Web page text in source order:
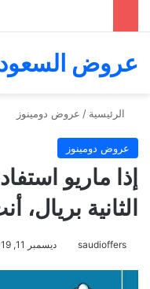
عروض
الرئيسية / عروض دومينوز
عروض دومينوز
إذا ماريو
الثانية
saudioffers ديسمبر 11, 2019